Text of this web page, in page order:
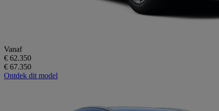
Vanaf
€ 62.350
€ 67.350
Ontdek dit model